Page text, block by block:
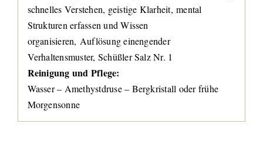
schnelles Verstehen, geistige Klarheit, mental
Strukturen erfassen und Wissen
organisieren, Auflösung einengender
Verhaltensmuster, Schüßler Salz Nr. 1
Reinigung und Pflege:
Wasser – Amethystdruse – Bergkristall oder frühe
Morgensonne